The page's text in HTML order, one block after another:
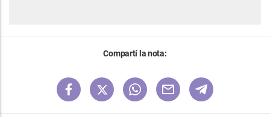
Compartí la nota: